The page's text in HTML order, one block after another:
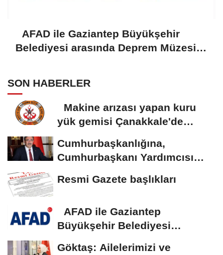
AFAD ile Gaziantep Büyükşehir
Belediyesi arasında Deprem Müzesi
SON HABERLER
Makine arızası yapan kuru
yük gemisi Çanakkale'de
Cumhurbaşkanlığına,
Cumhurbaşkanı Yardımcısı
Resmi Gazete başlıkları
AFAD ile Gaziantep
Büyükşehir Belediyesi
Göktaş: Ailelerimizi ve